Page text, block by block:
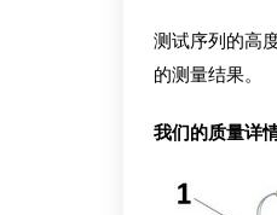
测试序列的高
的测量结果。
我们的质量详